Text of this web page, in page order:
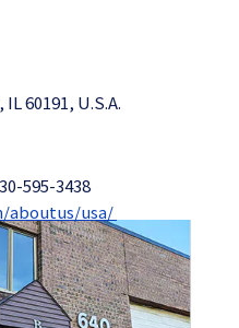
60191, U.S.A.
595-3438
aboutus/usa/